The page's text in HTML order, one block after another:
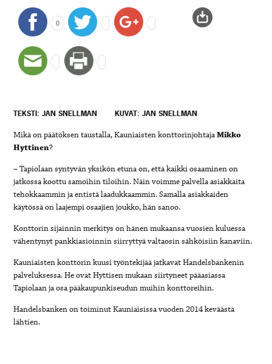
0
TEKSTI: JAN SNELLMAN KUVAT: JAN SNELLMAN
Mikä on päätöksen taustalla, Kauniaisten konttorinjohtajaMikko
Hyttinen?
– Tapiolaan syntyvän yksikön etuna on, että kaikki osaaminen on
jatkossa koottu samoihin tiloihin. Näin voimme palvella asiakkaita
tehokkaammin ja entistä laadukkaammin. Samalla asiakkaiden
käytössä on laajempi osaajien joukko, hän sanoo.
Konttorin sijainnin merkitys on hänen mukaansa vuosien kuluessa
vähentynyt pankkiasioinnin siirryttyä valtaosin sähköisiin kanaviin.
Kauniaisten konttorin kuusi työntekijää jatkavat Handelsbankenin
palveluksessa. He ovat Hyttisen mukaan siirtyneet pääasiassa
Tapiolaan ja osa pääkaupunkiseudun muihin konttoreihin.
Handelsbanken on toiminut Kauniaisissa vuoden2014 keväästä
lähtien.